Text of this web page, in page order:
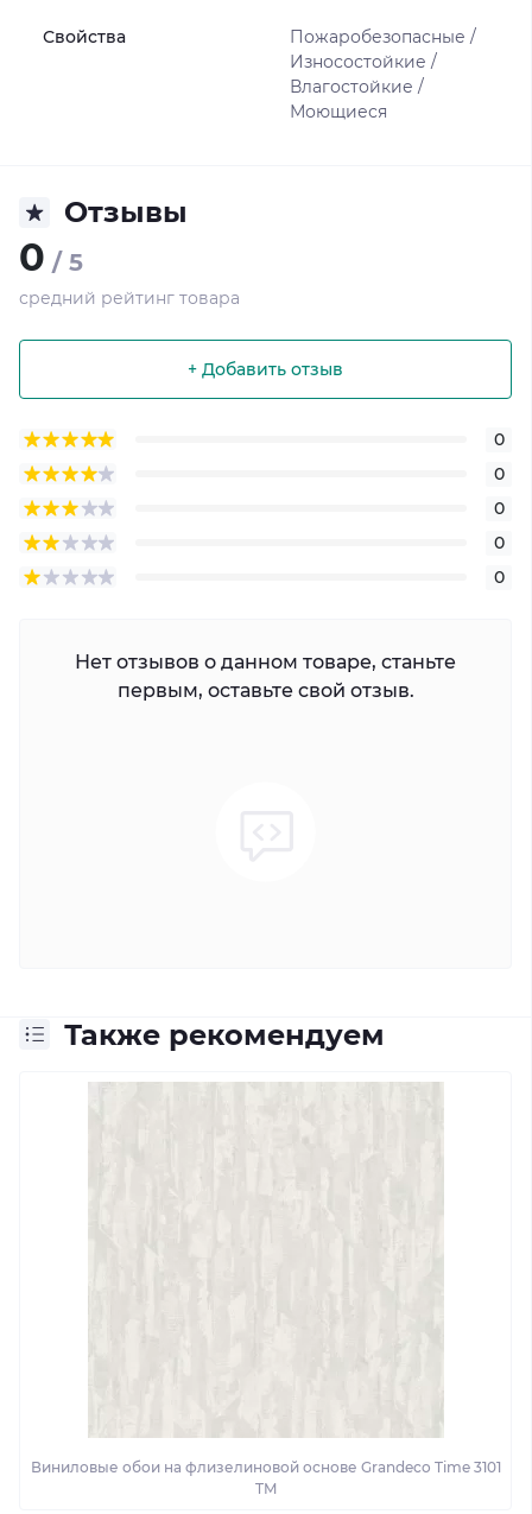
Свойства
Пожаробезопасные /
Износостойкие /
Влагостойкие /
Моющиеся
Отзывы
0 / 5
средний рейтинг товара
+ Добавить отзыв
0
0
0
0
0
Нет отзывов о данном товаре, станьте
первым, оставьте свой отзыв.
Также рекомендуем
Виниловые обои на флизелиновой основе Grandeco Time 3101
TM